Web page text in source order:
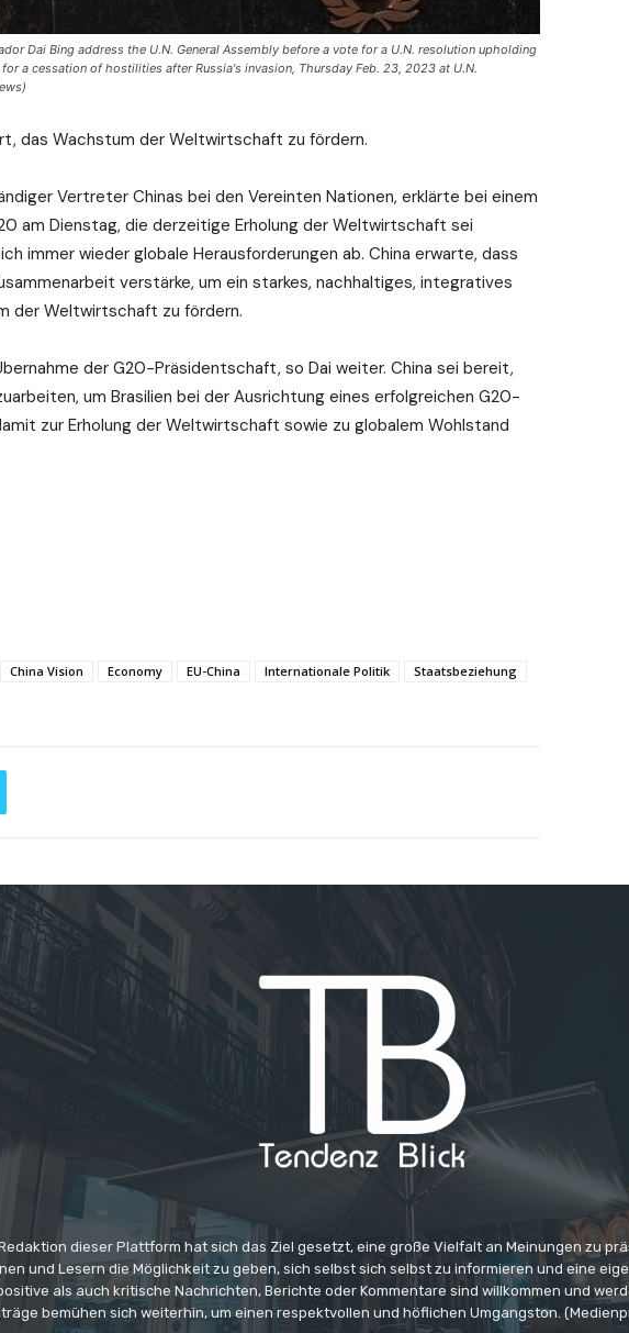
Dai Bing address the U.N. General Assembly before a vote for a U.N. resolution upholding
a cessation of hostilities after Russia's invasion, Thursday Feb. 23, 2023 at U.N.
das Wachstum der Weltwirtschaft zu fördern.
Vertreter Chinas bei den Vereinten Nationen, erklärte bei einem
am Dienstag, die derzeitige Erholung der Weltwirtschaft sei
immer wieder globale Herausforderungen ab. China erwarte, dass
verstärke, um ein starkes, nachhaltiges, integratives
der Weltwirtschaft zu fördern.
der G20-Präsidentschaft, so Dai weiter. China sei bereit,
um Brasilien bei der Ausrichtung eines erfolgreichen G20-
zur Erholung der Weltwirtschaft sowie zu globalem Wohlstand
China Vision Economy EU-China Internationale Politik
Staatsbeziehung
dieser Plattform hat sich das Ziel gesetzt, eine große Vielfalt an Meinungen zu
und Lesern die Möglichkeit zu geben, sich selbst sich selbst zu informieren und eine
als auch kritische Nachrichten, Berichte oder Kommentare sind willkommen und
bemühen sich weiterhin, um einen respektvollen und höflichen Umgangston.